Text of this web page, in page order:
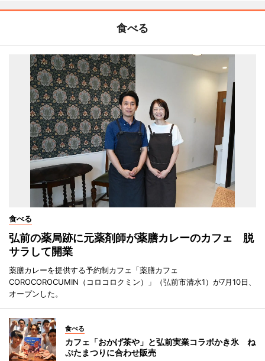
食べる
食べる
弘前の薬局跡に元薬剤師が薬膳カレーのカフェ 脱
サラして開業
薬膳カレーを提供する予約制カフェ「薬膳カフェ
COROCOROCUMIN（コロコロクミン）」（弘前市清水1）が7月10日、
オープンした。
食べる
カフェ「おかげ茶や」と弘前実業コラボかき氷 ね
ぷたまつりに合わせ販売